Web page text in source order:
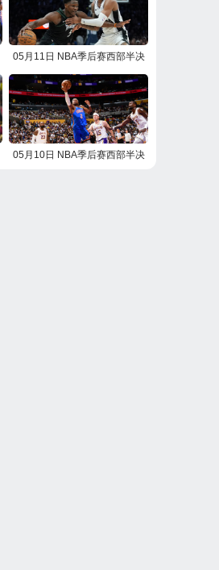
05月11日 NBA季后赛西部半决
放
05月10日 NBA季后赛西部半决